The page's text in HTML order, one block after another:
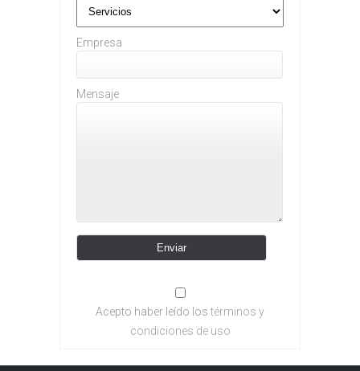
Empresa
Mensaje
Acepto haber leído los términos y
condiciones de uso